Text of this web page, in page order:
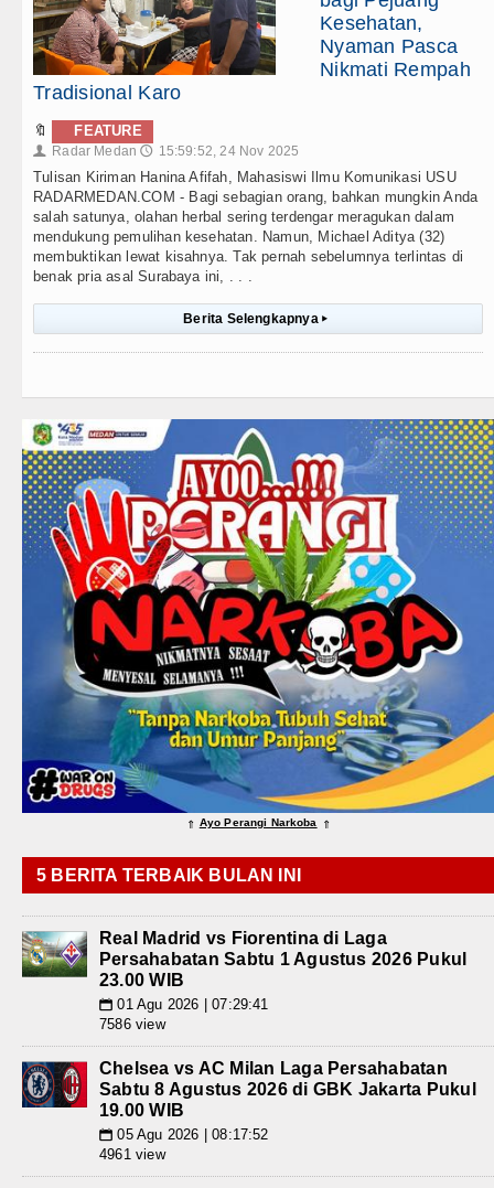
Kesehatan,
Nyaman Pasca
Nikmati Rempah
Tradisional Karo
🔖 FEATURE
👤 Radar Medan 🕔 15:59:52, 24 Nov 2025
Tulisan Kiriman Hanina Afifah, Mahasiswi Ilmu Komunikasi USU
RADARMEDAN.COM - Bagi sebagian orang, bahkan mungkin Anda
salah satunya, olahan herbal sering terdengar meragukan dalam
mendukung pemulihan kesehatan. Namun, Michael Aditya (32)
membuktikan lewat kisahnya. Tak pernah sebelumnya terlintas di
benak pria asal Surabaya ini, . . .
Berita Selengkapnya ▸
⇑ Ayo Perangi Narkoba ⇑
5 BERITA TERBAIK BULAN INI
Real Madrid vs Fiorentina di Laga
Persahabatan Sabtu 1 Agustus 2026 Pukul
23.00 WIB
📅 01 Agu 2026 | 07:29:41
7586 view
Chelsea vs AC Milan Laga Persahabatan
Sabtu 8 Agustus 2026 di GBK Jakarta Pukul
19.00 WIB
📅 05 Agu 2026 | 08:17:52
4961 view